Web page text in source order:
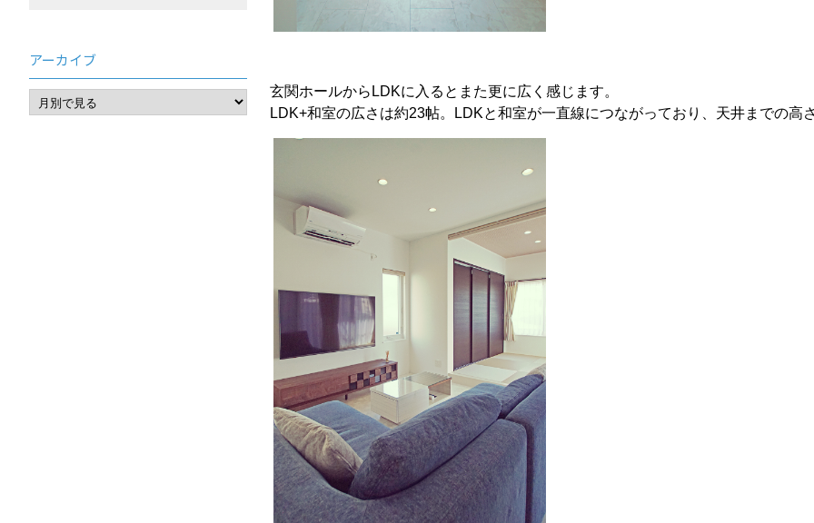
玄関ホールからLDKに入るとまた更に広く感じます。
LDK+和室の広さは約23帖。LDKと和室が一直線につながっており、天井までの高
アーカイブ